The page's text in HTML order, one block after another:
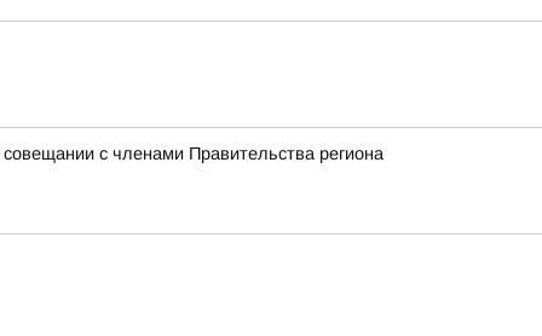
с членами Правительства региона